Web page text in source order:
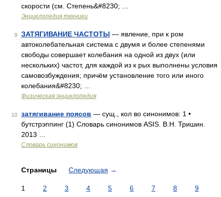
скорости (см. Степень&#8230; …
Энциклопедия техники
9 ЗАТЯГИВАНИЕ ЧАСТОТЫ — явление, при к ром
автоколебательная система с двумя и более степенями
свободы совершает колебания на одной из двух (или
нескольких) частот, для каждой из к рых выполнены условия
самовозбуждения; причём установление того или иного
колебания&#8230; …
Физическая энциклопедия
10 затягивание поясов — сущ., кол во синонимов: 1 •
бутстрэппинг (1) Словарь синонимов ASIS. В.Н. Тришин.
2013 …
Словарь синонимов
Страницы Следующая →
1 2 3 4 5 6 7 8
9